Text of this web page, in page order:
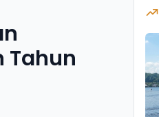
Tahun